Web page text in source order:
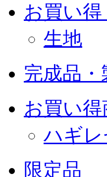
お買い
生地
完成品・
お買い得
ハギレ
限定品